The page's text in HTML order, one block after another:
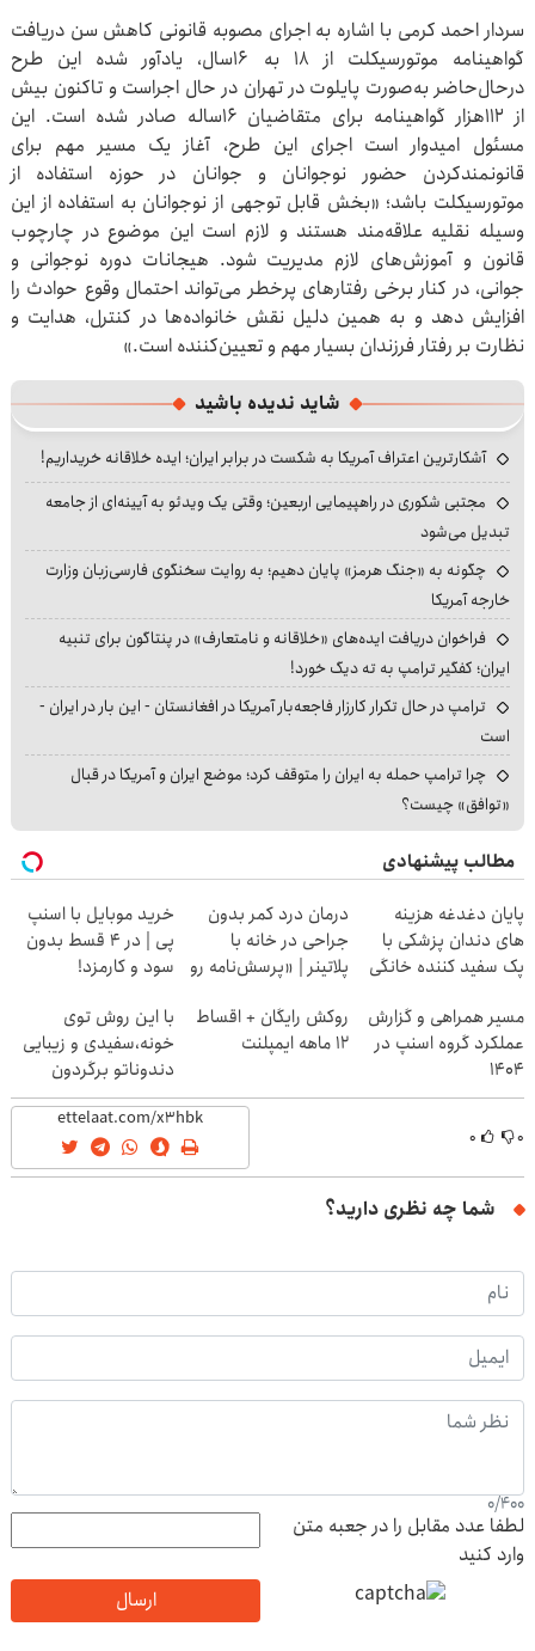
سردار احمد کرمی با اشاره به اجرای مصوبه قانونی کاهش سن دریافت
گواهینامه موتورسیکلت از ۱۸ به ۱۶سال، یادآور شده این طرح
درحال‌حاضر به‌صورت پایلوت در تهران در حال اجراست و تاکنون بیش
از ۱۱۲هزار گواهینامه برای متقاضیان ۱۶ساله صادر شده است. این
مسئول امیدوار است اجرای این طرح، آغاز یک مسیر مهم برای
قانونمندکردن حضور نوجوانان و جوانان در حوزه استفاده از
موتورسیکلت باشد؛ «بخش قابل توجهی از نوجوانان به استفاده از این
وسیله نقلیه علاقه‌مند هستند و لازم است این موضوع در چارچوب
قانون و آموزش‌های لازم مدیریت شود. هیجانات دوره نوجوانی و
جوانی، در کنار برخی رفتارهای پرخطر می‌تواند احتمال وقوع حوادث را
افزایش دهد و به همین دلیل نقش خانواده‌ها در کنترل، هدایت و
نظارت بر رفتار فرزندان بسیار مهم و تعیین‌کننده است.»
شاید ندیده باشید
آشکارترین اعتراف آمریکا به شکست در برابر ایران؛ ایده خلاقانه خریداریم!
مجتبی شکوری در راهپیمایی اربعین؛ وقتی یک ویدئو به آیینه‌ای از جامعه
تبدیل می‌شود
چگونه به «جنگ هرمز» پایان دهیم؛ به روایت سخنگوی فارسی‌زبان وزارت
خارجه آمریکا
فراخوان دریافت ایده‌های «خلاقانه و نامتعارف» در پنتاگون برای تنبیه
ایران؛ کفگیر ترامپ به ته دیگ خورد!
ترامپ در حال تکرار کارزار فاجعه‌بار آمریکا در افغانستان - این بار در ایران -
است
چرا ترامپ حمله به ایران را متوقف کرد؛ موضع ایران و آمریکا در قبال
«توافق» چیست؟
مطالب پیشنهادی
پایان دغدغه هزینه
های دندان پزشکی با
پک سفید کننده خانگی
درمان درد کمر بدون
جراحی در خانه با
پلاتینر | «پرسش‌نامه رو
خرید موبایل با اسنپ
پی | در ۴ قسط بدون
سود و کارمزد!
مسیر همراهی و گزارش
عملکرد گروه اسنپ در
۱۴۰۴
روکش رایگان + اقساط
۱۲ ماهه ایمپلنت
با این روش توی
خونه،سفیدی و زیبایی
دندوناتو برگردون
(40%off)
۰ ۰
شما چه نظری دارید؟
0/400
لطفا عدد مقابل را در جعبه متن
وارد کنید
ارسال